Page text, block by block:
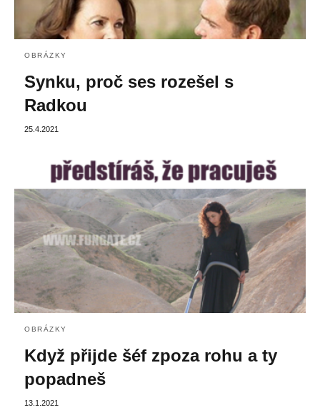
OBRÁZKY
Synku, proč ses rozešel s
Radkou
25.4.2021
OBRÁZKY
Když přijde šéf zpoza rohu a ty
popadneš
13.1.2021